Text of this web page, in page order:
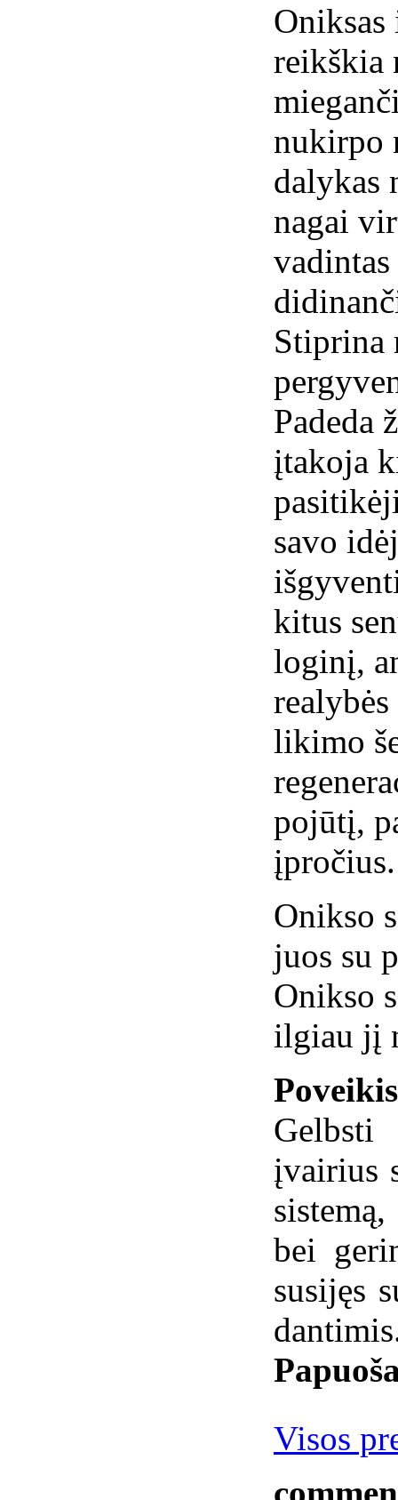
reikškia
nukirpo
dalykas
nagai
Stiprina
Padeda
įtakoja
savo
kitus
loginį,
likimo
pojūtį,
įpročius.
Onikso
juos su
Onikso
ilgiau jį
įvairius
bei
susijęs
Visos